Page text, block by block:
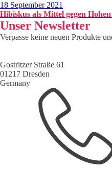
18 September 2021
Hibiskus als Mittel gegen
Unser Newsletter
Verpasse keine neuen Produkte
Gostritzer Straße 61
01217 Dresden
Germany